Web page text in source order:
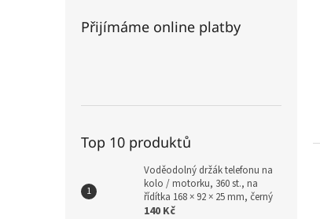
Přijímáme online platby
Top 10 produktů
Voděodolný držák telefonu na
kolo / motorku, 360 st., na
řídítka 168 × 92 × 25 mm, černý
140 Kč